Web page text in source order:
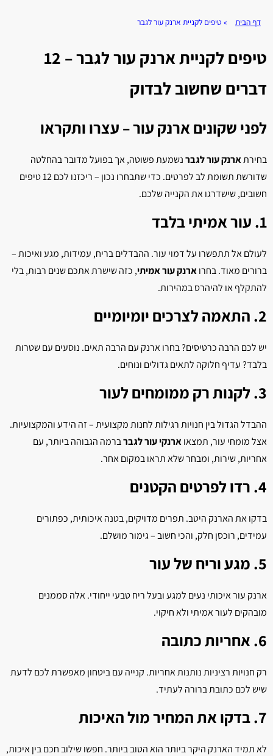
דף הבית » טיפים לקניית ארנק עור לגבר
טיפים לקניית ארנק עור לגבר – 12
דברים שחשוב לבדוק
לפני שקונים ארנק עור – עצרו ותקראו
בחירתארנק עור לגברנשמעת פשוטה, אך בפועל מדובר בהחלטה
שדורשת תשומת לב לפרטים. כדי שתבחרו נכון – ריכזנו לכם 12 טיפים
חשובים, שישדרגו את הקנייה שלכם.
1. עור אמיתי בלבד
לעולם אל תתפשרו על דמוי עור. ההבדלים בריח, עמידות, מגע ואיכות –
ברורים מאוד. בחרוארנק עור אמיתי, כזה שישרת אתכם שנים רבות, בלי
להתקלף או להיהרס במהירות.
2. התאמה לצרכים יומיומיים
יש לכם הרבה כרטיסים? בחרו ארנק עם הרבה תאים. נוסעים עם שטרות
בלבד? עדיף חלוקה לתאים גדולים ונוחים.
3. לקנות רק ממומחים לעור
ההבדל הגדול בין חנויות רגילות לחנות מקצועית – זה הידע והמקצועיות.
אצל מומחי עור, תמצאוארנקי עור לגברברמה הגבוהה ביותר, עם
אחריות, שירות, ומבחר שלא תראו במקום אחר.
4. רדו לפרטים הקטנים
בדקו את הארנק היטב. תפרים מדויקים, בטנה איכותית, כפתורים
עמידים, רוכסן חלק, והכי חשוב – גימור מושלם.
5. מגע וריח של עור
ארנק עור איכותי נעים למגע ובעל ריח טבעי ייחודי. אלה סממנים
מובהקים לעור אמיתי ולא חיקוי.
6. אחריות כתובה
רק חנויות רציניות נותנות אחריות. קנייה עם ביטחון מאפשרת לכם לדעת
שיש לכם כתובת ברורה לעתיד.
7. בדקו את המחיר מול האיכות
לא תמיד הארנק היקר ביותר הוא הטוב ביותר. חפשו שילוב חכם בין איכות,